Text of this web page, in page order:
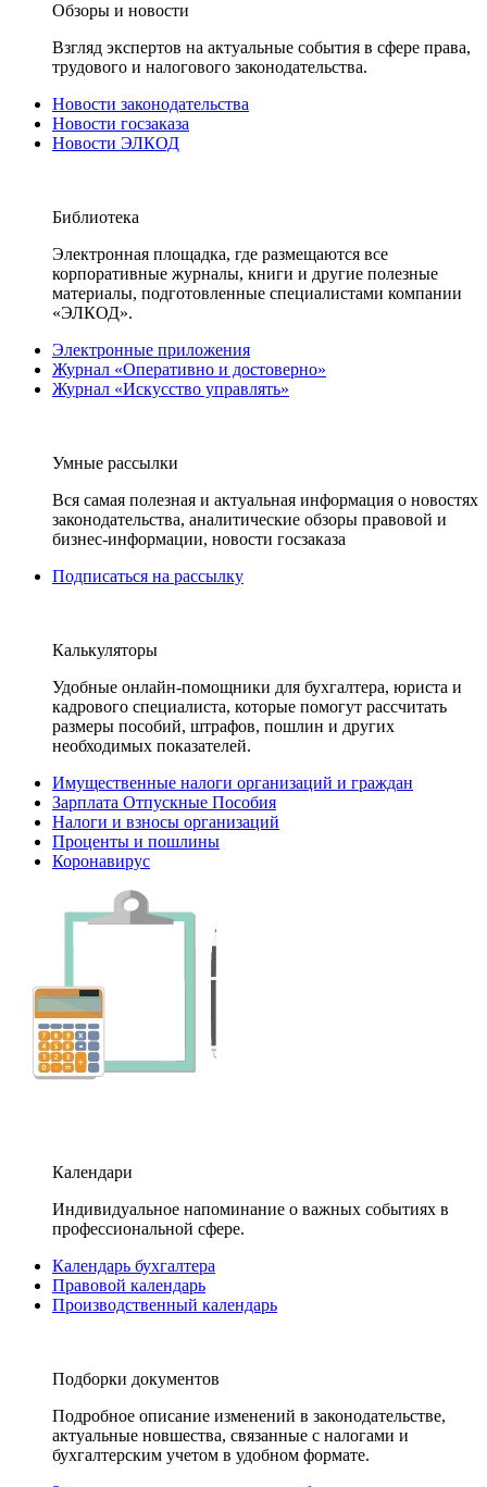
Обзоры и новости
Взгляд экспертов на актуальные события в сфере права,
трудового и налогового законодательства.
Новости законодательства
Новости госзаказа
Новости ЭЛКОД
Библиотека
Электронная площадка, где размещаются все
корпоративные журналы, книги и другие полезные
материалы, подготовленные специалистами компании
«ЭЛКОД».
Электронные приложения
Журнал «Оперативно и достоверно»
Журнал «Искусство управлять»
Умные рассылки
Вся самая полезная и актуальная информация о новостях
законодательства, аналитические обзоры правовой и
бизнес-информации, новости госзаказа
Подписаться на рассылку
Калькуляторы
Удобные онлайн-помощники для бухгалтера, юриста и
кадрового специалиста, которые помогут рассчитать
размеры пособий, штрафов, пошлин и других
необходимых показателей.
Имущественные налоги организаций и граждан
Зарплата Отпускные Пособия
Налоги и взносы организаций
Проценты и пошлины
Коронавирус
Календари
Индивидуальное напоминание о важных событиях в
профессиональной сфере.
Календарь бухгалтера
Правовой календарь
Производственный календарь
Подборки документов
Подробное описание изменений в законодательстве,
актуальные новшества, связанные с налогами и
бухгалтерским учетом в удобном формате.